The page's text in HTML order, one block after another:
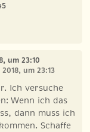
um 23:10
um 23:13
Ich versuche
Wenn ich das
dann muss ich
Schaffe